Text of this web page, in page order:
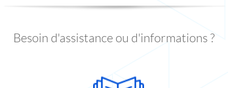
Besoin d'assistance ou d'informations ?